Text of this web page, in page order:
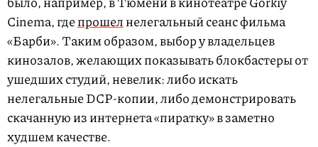
Cinema, гдепрошелнелегальный сеанс фильма
«Барби». Таким образом, выбор у владельцев
кинозалов, желающих показывать блокбастеры от
ушедших студий, невелик: либо искать
нелегальные DCP-копии, либо демонстрировать
скачанную из интернета «пиратку» в заметно
худшем качестве.